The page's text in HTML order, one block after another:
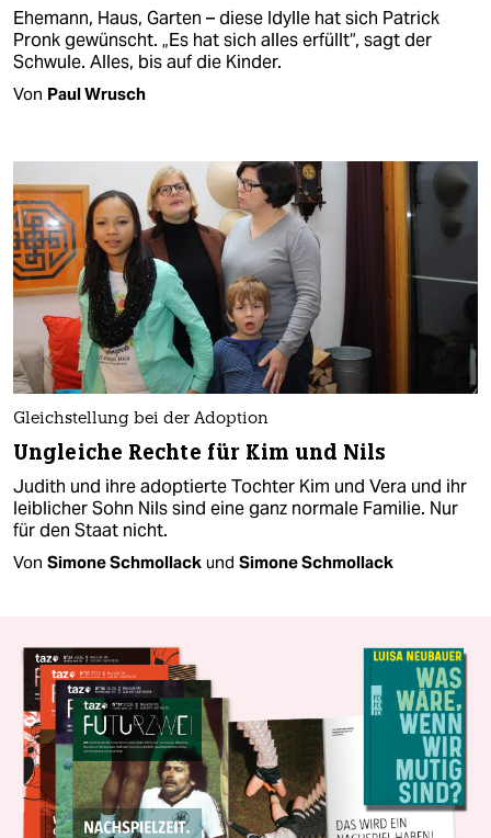
Ehemann, Haus, Garten – diese Idylle hat sich Patrick
Pronk gewünscht. „Es hat sich alles erfüllt“, sagt der
Schwule. Alles, bis auf die Kinder.
Von Paul Wrusch
Gleichstellung bei der Adoption
Ungleiche Rechte für Kim und Nils
Judith und ihre adoptierte Tochter Kim und Vera und ihr
leiblicher Sohn Nils sind eine ganz normale Familie. Nur
für den Staat nicht.
Von Simone Schmollack und Simone Schmollack